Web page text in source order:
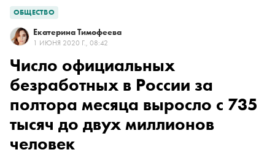
ОБЩЕСТВО
Екатерина Тимофеева
1 ИЮНЯ 2020 Г., 08:42
Число официальных
безработных в России за
полтора месяца выросло с 735
тысяч до двух миллионов
человек